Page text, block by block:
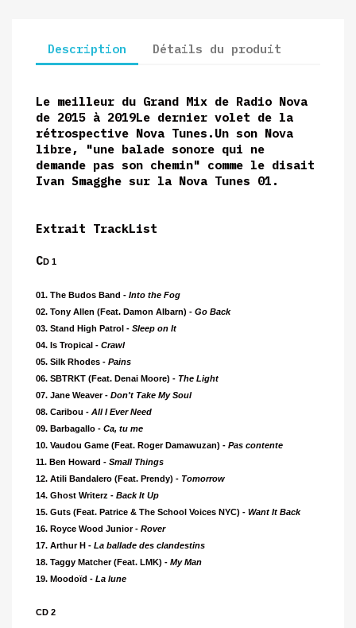
Description Détails du produit
Le meilleur du Grand Mix de Radio Nova
de 2015 à 2019Le dernier volet de la
rétrospective Nova Tunes. Un son Nova
libre, "une balade sonore qui ne
demande pas son chemin" comme le disait
Ivan Smagghe sur la Nova Tunes 01.
Extrait TrackList
CD 1
01. The Budos Band - Into the Fog
02. Tony Allen (Feat. Damon Albarn) - Go Back
03. Stand High Patrol - Sleep on It
04. Is Tropical - Crawl
05. Silk Rhodes - Pains
06. SBTRKT (Feat. Denai Moore) - The Light
07. Jane Weaver - Don't Take My Soul
08. Caribou - All I Ever Need
09. Barbagallo - Ca, tu me
10. Vaudou Game (Feat. Roger Damawuzan) - Pas contente
11. Ben Howard - Small Things
12. Atili Bandalero (Feat. Prendy) - Tomorrow
14. Ghost Writerz - Back It Up
15. Guts (Feat. Patrice & The School Voices NYC) - Want It Back
16. Royce Wood Junior - Rover
17. Arthur H - La ballade des clandestins
18. Taggy Matcher (Feat. LMK) - My Man
19. Moodoïd - La lune
CD 2